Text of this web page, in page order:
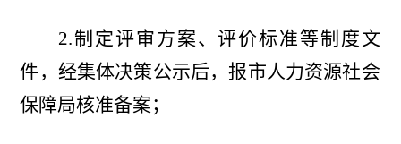
2.制定评审方案、评价标准等制度文
件，经集体决策公示后，报市人力资源社会
保障局核准备案；